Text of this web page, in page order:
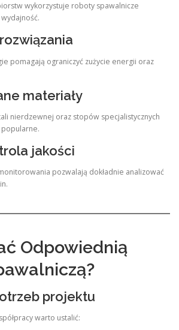
wykorzystuje roboty spawalnicze
pomagają ograniczyć zużycie energii oraz
materiały
nierdzewnej oraz stopów specjalistycznych
jakości
pozwalają dokładnie analizować
Odpowiednią
projektu
warto ustalić: